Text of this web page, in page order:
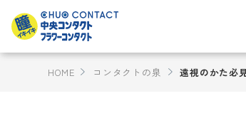
HOME コンタクトの泉 遠視のかた必